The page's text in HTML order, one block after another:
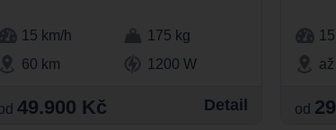
15 km/h
175 kg
60 km
1200 W
49.900 Kč Detail od